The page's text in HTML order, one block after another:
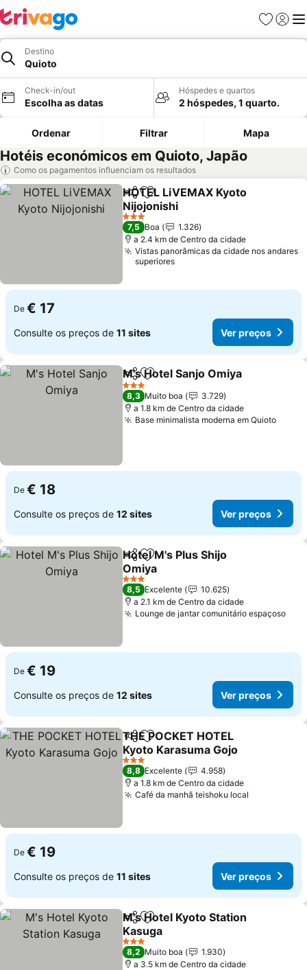
Favoritos
Iniciar
Destino
Quioto
Check-in/out
Escolha as datas
Hóspedes e quartos
2 hóspedes, 1 quarto.
Ordenar Filtrar Mapa
Hotéis económicos em Quioto, Japão
Como os pagamentos influenciam os resultados
PartilharAdicionar aos favoritos
HOTEL LiVEMAX Kyoto
Nijojonishi
Ver preços
3 Estrelas
7,5 Boa
1.326
a 2.4 km de Centro da cidade
Vistas panorâmicas da cidade nos andares
superiores
De € 17
Consulte os preços de 11 sites Ver preços
PartilharAdicionar aos favoritos
M's Hotel Sanjo Omiya
3 Estrelas
8,3 Muito boa
3.729
a 1.8 km de Centro da cidade
Base minimalista moderna em QuiotoVer
De € 18
Consulte os preços de 12 sites Ver preços
PartilharAdicionar aos favoritos
Hotel M's Plus Shijo
Omiya
Ver preços
3 Estrelas
8,5 Excelente
10.625
a 2.1 km de Centro da cidade
Lounge de jantar comunitário espaçosoVer
De € 19
Consulte os preços de 12 sites Ver preços
PartilharAdicionar aos favoritos
THE POCKET HOTEL
Kyoto Karasuma Gojo
Ver preços
3 Estrelas
8,8 Excelente
4.958
a 1.8 km de Centro da cidade
Café da manhã teishoku local
De € 19
Consulte os preços de 11 sites Ver preços
PartilharAdicionar aos favoritos
M's Hotel Kyoto Station
Kasuga
Ver preços
3 Estrelas
8,2 Muito boa
1.930
a 3.5 km de Centro da cidade